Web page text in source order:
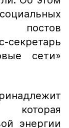
сети»
которая
энергии